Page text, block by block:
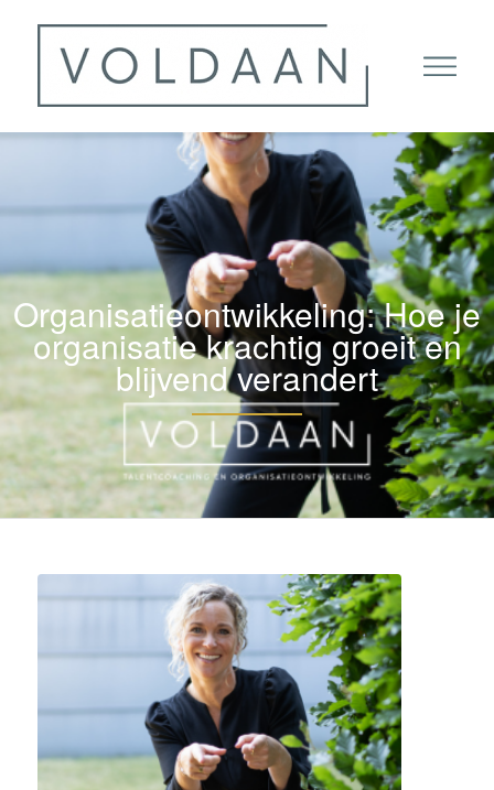
Organisatieontwikkeling: Hoe je
organisatie krachtig groeit en
blijvend verandert